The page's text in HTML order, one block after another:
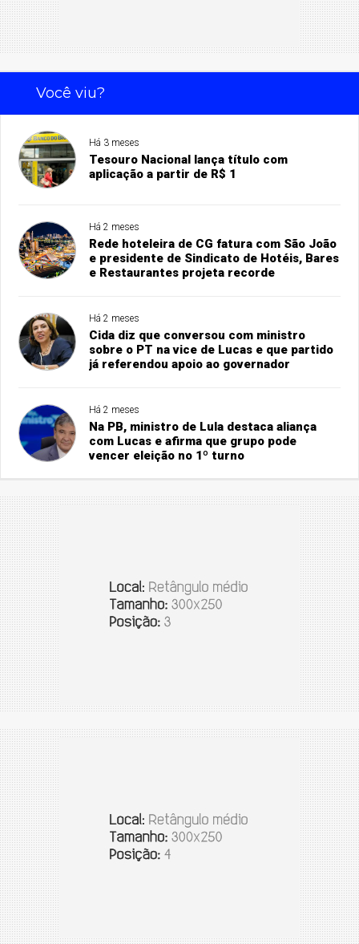
Você viu?
Há 3 meses
Tesouro Nacional lança título com
aplicação a partir de R$ 1
Há 2 meses
Rede hoteleira de CG fatura com São João
e presidente de Sindicato de Hotéis, Bares
e Restaurantes projeta recorde
Há 2 meses
Cida diz que conversou com ministro
sobre o PT na vice de Lucas e que partido
já referendou apoio ao governador
Há 2 meses
Na PB, ministro de Lula destaca aliança
com Lucas e afirma que grupo pode
vencer eleição no 1º turno